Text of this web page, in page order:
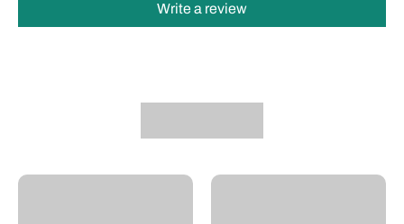
Write a review